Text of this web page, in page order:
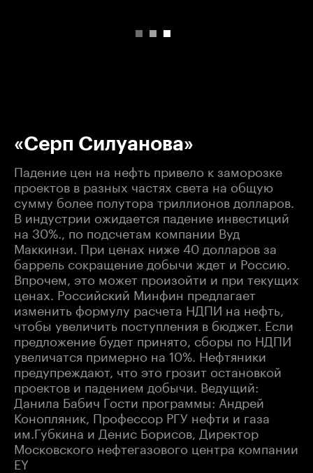
«Серп Силуанова»
Падение цен на нефть привело к заморозке
проектов в разных частях света на общую
сумму более полутора триллионов долларов.
В индустрии ожидается падение инвестиций
на 30%., по подсчетам компании Вуд
Маккинзи. При ценах ниже 40 долларов за
баррель сокращение добычи ждет и Россию.
Впрочем, это может произойти и при текущих
ценах. Российский Минфин предлагает
изменить формулу расчета НДПИ на нефть,
чтобы увеличить поступления в бюджет. Если
предложение будет принято, сборы по НДПИ
увеличатся примерно на 10%. Нефтяники
предупреждают, что это грозит остановкой
проектов и падением добычи. Ведущий:
Данила Бабич Гости программы: Андрей
Конопляник, Профессор РГУ нефти и газа
им.Губкина и Денис Борисов, Директор
Московского нефтегазового центра компании
EY